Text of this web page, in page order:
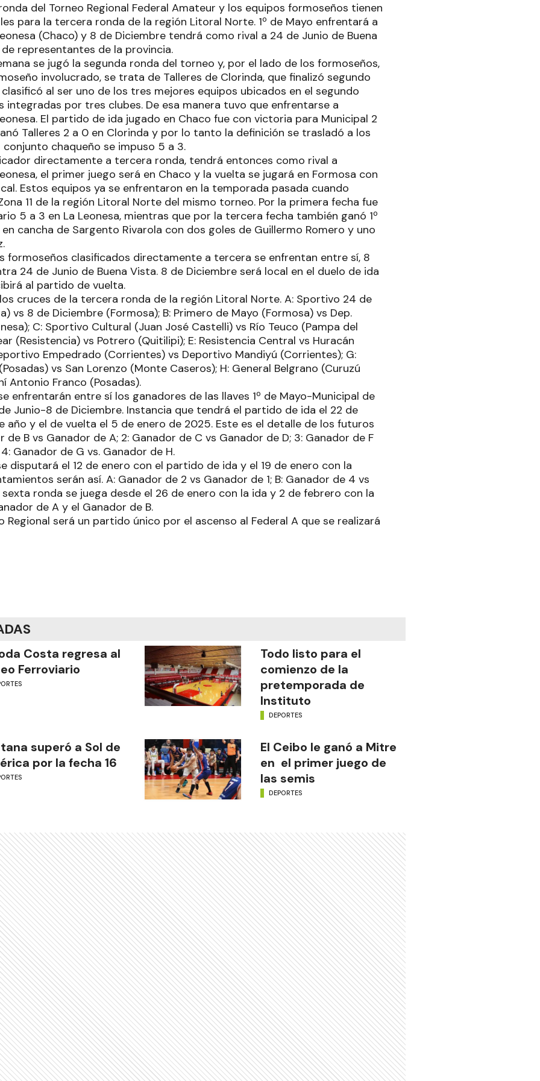
del Torneo Regional Federal Amateur y los equipos formoseños tienen
para la tercera ronda de la región Litoral Norte. 1º de Mayo enfrentará a
(Chaco) y 8 de Diciembre tendrá como rival a 24 de Junio de Buena
representantes de la provincia.
se jugó la segunda ronda del torneo y, por el lado de los formoseños,
involucrado, se trata de Talleres de Clorinda, que finalizó segundo
clasificó al ser uno de los tres mejores equipos ubicados en el segundo
integradas por tres clubes. De esa manera tuvo que enfrentarse a
El partido de ida jugado en Chaco fue con victoria para Municipal 2
Talleres 2 a 0 en Clorinda y por lo tanto la definición se trasladó a los
conjunto chaqueño se impuso 5 a 3.
directamente a tercera ronda, tendrá entonces como rival a
el primer juego será en Chaco y la vuelta se jugará en Formosa con
Estos equipos ya se enfrentaron en la temporada pasada cuando
11 de la región Litoral Norte del mismo torneo. Por la primera fecha fue
5 a 3 en La Leonesa, mientras que por la tercera fecha también ganó 1º
cancha de Sargento Rivarola con dos goles de Guillermo Romero y uno
formoseños clasificados directamente a tercera se enfrentan entre sí, 8
24 de Junio de Buena Vista. 8 de Diciembre será local en el duelo de ida
al partido de vuelta.
cruces de la tercera ronda de la región Litoral Norte. A: Sportivo 24 de
vs 8 de Diciembre (Formosa); B: Primero de Mayo (Formosa) vs Dep.
C: Sportivo Cultural (Juan José Castelli) vs Río Teuco (Pampa del
(Resistencia) vs Potrero (Quitilipi); E: Resistencia Central vs Huracán
Empedrado (Corrientes) vs Deportivo Mandiyú (Corrientes); G:
vs San Lorenzo (Monte Caseros); H: General Belgrano (Curuzú
Antonio Franco (Posadas).
enfrentarán entre sí los ganadores de las llaves 1º de Mayo-Municipal de
Junio-8 de Diciembre. Instancia que tendrá el partido de ida el 22 de
año y el de vuelta el 5 de enero de 2025. Este es el detalle de los futuros
de B vs Ganador de A; 2: Ganador de C vs Ganador de D; 3: Ganador de F
Ganador de G vs. Ganador de H.
disputará el 12 de enero con el partido de ida y el 19 de enero con la
serán así. A: Ganador de 2 vs Ganador de 1; B: Ganador de 4 vs
ronda se juega desde el 26 de enero con la ida y 2 de febrero con la
de A y el Ganador de B.
Regional será un partido único por el ascenso al Federal A que se realizará
Costa regresa al
Ferroviario
Todo listo para el
comienzo de la
pretemporada de
Instituto
DEPORTES
superó a Sol de
por la fecha 16
El Ceibo le ganó a Mitre
en el primer juego de
las semis
DEPORTES